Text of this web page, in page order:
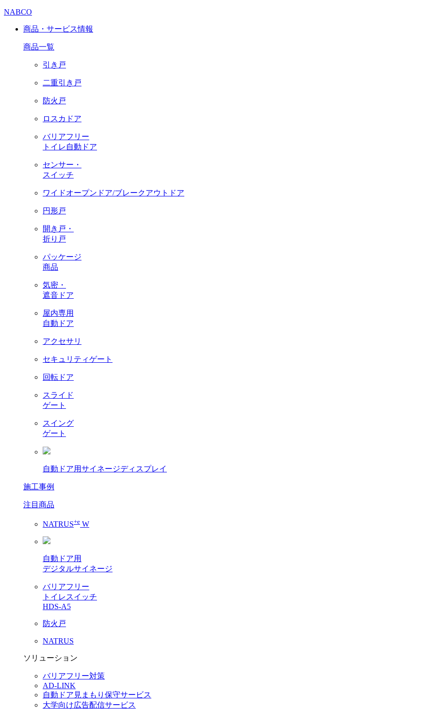
NABCO
商品・サービス情報
商品一覧
引き戸
二重引き戸
防火戸
ロスカドア
バリアフリー
トイレ自動ドア
センサー・
スイッチ
ワイドオープンドア/ブレークアウトドア
円形戸
開き戸・
折り戸
パッケージ
商品
気密・
遮音ドア
屋内専用
自動ドア
アクセサリ
セキュリティゲート
回転ドア
スライド
ゲート
スイング
ゲート
自動ドア用サイネージディスプレイ
施工事例
注目商品
NATRUS+e W
自動ドア用
デジタルサイネージ
バリアフリー
トイレスイッチ
HDS-A5
防火戸
NATRUS
ソリューション
バリアフリー対策
AD-LINK
自動ドア見まもり保守サービス
大学向け広告配信サービス